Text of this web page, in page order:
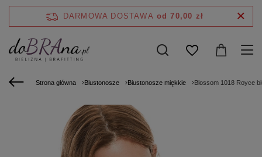
DARMOWA DOSTAWA od 70,00 zł
Strona główna Biustonosze Biustonosze miękkie Blossom 1018 Royce